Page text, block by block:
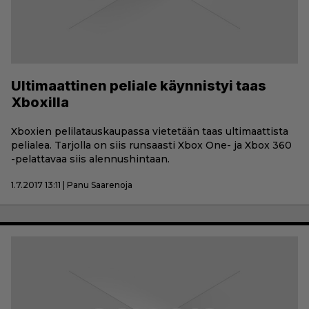
Ultimaattinen peliale käynnistyi taas
Xboxilla
Xboxien pelilatauskaupassa vietetään taas ultimaattista
pelialea. Tarjolla on siis runsaasti Xbox One- ja Xbox 360
-pelattavaa siis alennushintaan.
1.7.2017 13:11 | Panu Saarenoja